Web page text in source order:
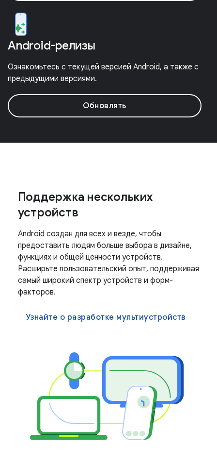
Android-релизы
Ознакомьтесь с текущей версией Android, а также с
предыдущими версиями.
Обновлять
Поддержка нескольких
устройств
Android создан для всех и везде, чтобы
предоставить людям больше выбора в дизайне,
функциях и общей ценности устройств.
Расширьте пользовательский опыт, поддерживая
самый широкий спектр устройств и форм-
факторов.
Узнайте о разработке мультиустройств